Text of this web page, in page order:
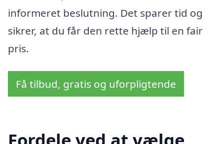
informeret beslutning. Det sparer tid og
sikrer, at du får den rette hjælp til en fair
pris.
Få tilbud, gratis og uforpligtende